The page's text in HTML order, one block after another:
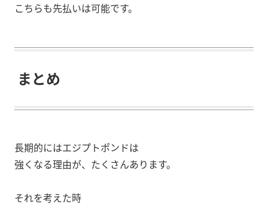
こちらも先払いは可能です。
まとめ
長期的にはエジプトポンドは
強くなる理由が、たくさんあります。
それを考えた時